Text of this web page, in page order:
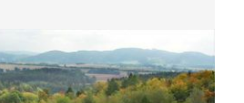
turbulentních časech se
továrna nebo protiatomový